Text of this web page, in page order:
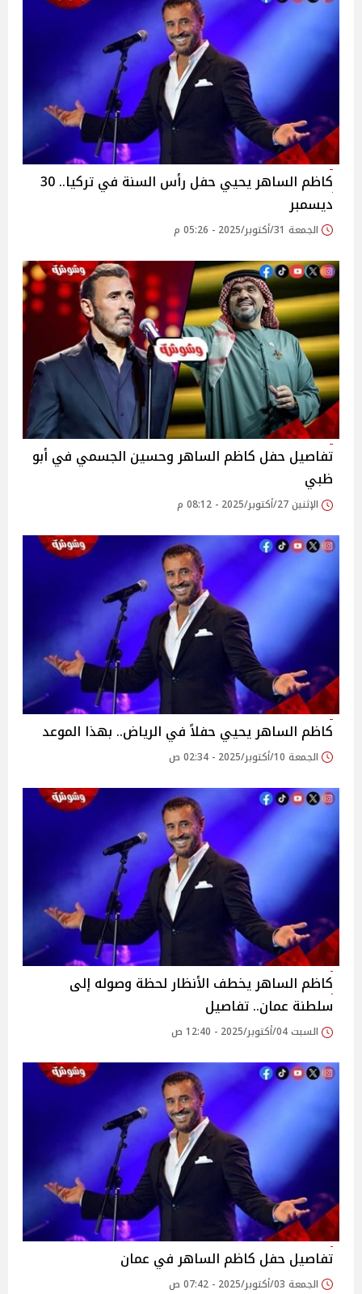
كاظم الساهر يحيي حفل رأس السنة في تركيا.. 30
ديسمبر
الجمعة 31/أكتوبر/2025 - 05:26 م
تفاصيل حفل كاظم الساهر وحسين الجسمي في أبو
ظبي
الإثنين 27/أكتوبر/2025 - 08:12 م
كاظم الساهر يحيي حفلاً في الرياض.. بهذا الموعد
الجمعة 10/أكتوبر/2025 - 02:34 ص
كاظم الساهر يخطف الأنظار لحظة وصوله إلى
سلطنة عمان.. تفاصيل
السبت 04/أكتوبر/2025 - 12:40 ص
تفاصيل حفل كاظم الساهر في عمان
الجمعة 03/أكتوبر/2025 - 07:42 ص